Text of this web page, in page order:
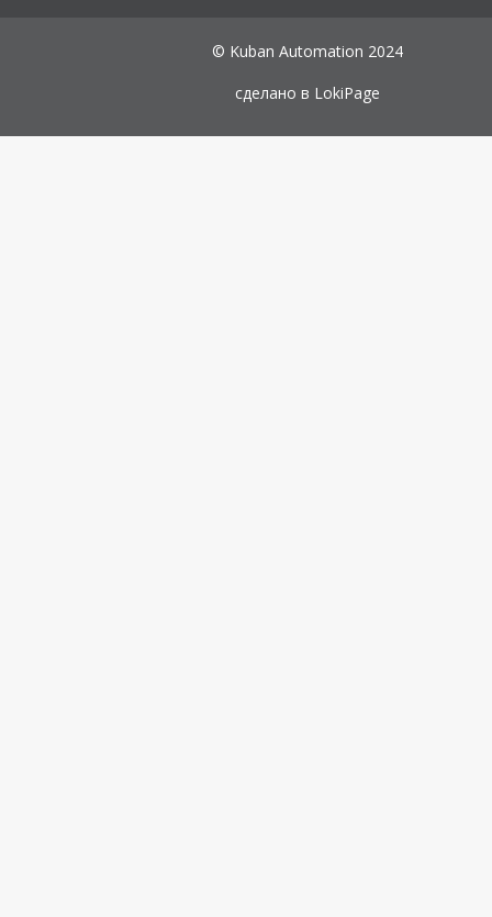
© Kuban Automation 2024
сделано в LokiPage